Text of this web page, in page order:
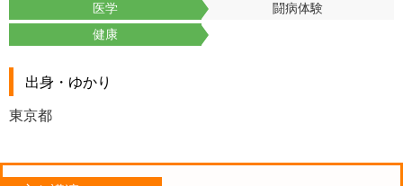
医学
闘病体験
健康
出身・ゆかり
東京都